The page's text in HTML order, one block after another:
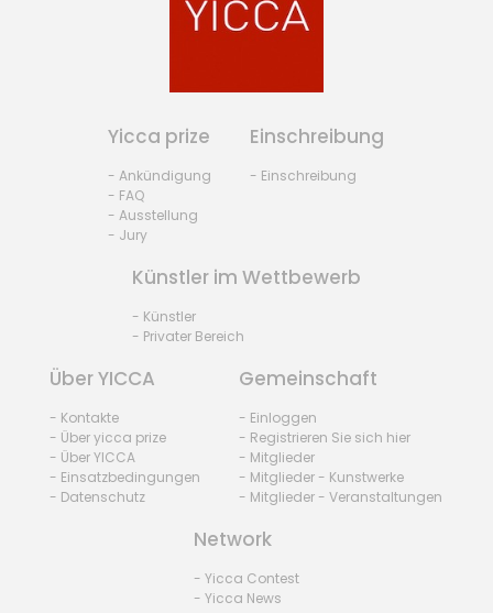
Yicca prize
- Ankündigung
- FAQ
- Ausstellung
- Jury
Einschreibung
- Einschreibung
Künstler im Wettbewerb
- Künstler
- Privater Bereich
Über YICCA
- Kontakte
- Über yicca prize
- Über YICCA
- Einsatzbedingungen
- Datenschutz
Gemeinschaft
- Einloggen
- Registrieren Sie sich hier
- Mitglieder
- Mitglieder - Kunstwerke
- Mitglieder - Veranstaltungen
Network
- Yicca Contest
- Yicca News